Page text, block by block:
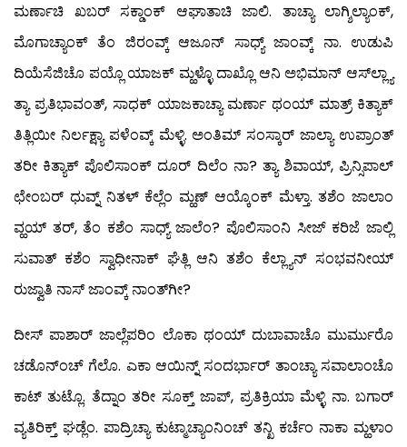
ಮರ್ಣಾಚಿ ಖಬರ್ ಸಕ್ಡಾಂಕ್ ಆಘಾತಾಚಿ ಜಾಲಿ. ತಾಚ್ಯಾ ಲಾಗ್ಶಿಲ್ಯಾಂಕ್,
ಮೊಗಾಚ್ಯಾಂಕ್ ತೆಂ ಜಿರಂವ್ಕ್ ಆಜೂನ್ ಸಾಧ್ಯ್ ಜಾಂವ್ಕ್ ನಾ. ಉಡುಪಿ
ದಿಯೆಸೆಜಿಚೊ ಪಯ್ಲೊ ಯಾಜಕ್ ಮ್ಹಳ್ಳೊ ದಾಖ್ಲೊ ಆನಿ ಅಭಿಮಾನ್ ಆಸ್‍ಲ್ಲ್ಯಾ
ತ್ಯಾ ಪ್ರತಿಭಾವಂತ್, ಸಾಧಕ್ ಯಾಜಕಾಚ್ಯಾ ಮರ್ಣಾ ಥಂಯ್ ಮಾತ್ರ್ ಕಿತ್ಯಾಕ್
ತಿತ್ಲಿಯೀ ನಿರ್ಲಕ್ಷ್ಯಾ ಪಳೆಂವ್ಕ್ ಮೆಳ್ಳಿ. ಅಂತಿಮ್ ಸಂಸ್ಕಾರ್ ಜಾಲ್ಯಾ ಉಪ್ರಾಂತ್
ತರೀ ಕಿತ್ಯಾಕ್ ಪೊಲಿಸಾಂಕ್ ದೂರ್ ದಿಲೆಂ ನಾ? ತ್ಯಾ ಶಿವಾಯ್, ಪ್ರಿನ್ಸಿಪಾಲ್
ಛೇಂಬರ್ ಧುವ್ನ್ ನಿತಳ್ ಕೆಲ್ಲೆಂ ಮ್ಹಣ್ ಆಯ್ಕೊಂಕ್ ಮೆಳ್ತಾ. ತಶೆಂ ಜಾಲಾಂ
ವ್ಹಯ್ ತರ್, ತೆಂ ಕಶೆಂ ಸಾಧ್ಯ್ ಜಾಲೆಂ? ಪೊಲಿಸಾಂನಿ ಸೀಜ್ ಕರಿಜೆ ಜಾಲ್ಲಿ
ಸುವಾತ್ ಕಶೆಂ ಸ್ವಾಧೀನಾಕ್ ಘೆತ್ಲಿ ಆನಿ ತಶೆಂ ಕೆಲ್ಲ್ಯಾನ್ ಸಂಭವನೀಯ್
ರುಜ್ವಾತಿ ನಾಸ್ ಜಾಂವ್ಕ್ ನಾಂತ್‍ಗೀ?
ದೀಸ್ ಪಾಶಾರ್ ಜಾಲ್ಲೆಪರಿಂ ಲೊಕಾ ಥಂಯ್ ದುಬಾವಾಚೊ ಮುರ್ಮುರೊ
ಚಡೊನ್‍ಂಚ್ ಗೆಲೊ. ಎಕಾ ಆಯಿನ್ನ್ ಸಂದರ್ಭಾರ್ ತಾಂಚ್ಯಾ ಸವಾಲಾಂಚೊ
ಕಾಟ್ ತುಟ್ಲೊ. ತೆದ್ನಾಂ ತರೀ ಸೂಕ್ತ್ ಜಾಪ್, ಪ್ರತಿಕ್ರಿಯಾ ಮೆಳ್ಳಿ ನಾ. ಬಗಾರ್
ವ್ಯತಿರಿಕ್ತ್ ಘಡ್ಲೆಂ. ಪಾದ್ರಿಚ್ಯಾ ಕುಟ್ಮಾಚ್ಯಾಂನಿಂಚ್ ತನ್ಖಿ ಕರ್ಚೆಂ ನಾಕಾ ಮ್ಹಳಾಂ